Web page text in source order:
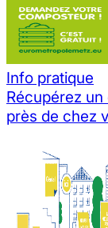
Info pratique
Récupérez
près de chez